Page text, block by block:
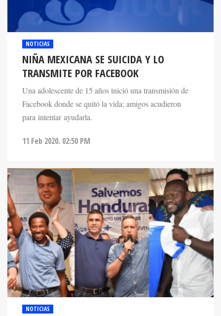
NOTICIAS
NIÑA MEXICANA SE SUICIDA Y LO
TRANSMITE POR FACEBOOK
Una adolescente de 15 años inició una transmisión de
Facebook donde se quitó la vida; amigos acudieron
para intentar ayudarla.
11 Feb 2020. 02:50 PM
NOTICIAS